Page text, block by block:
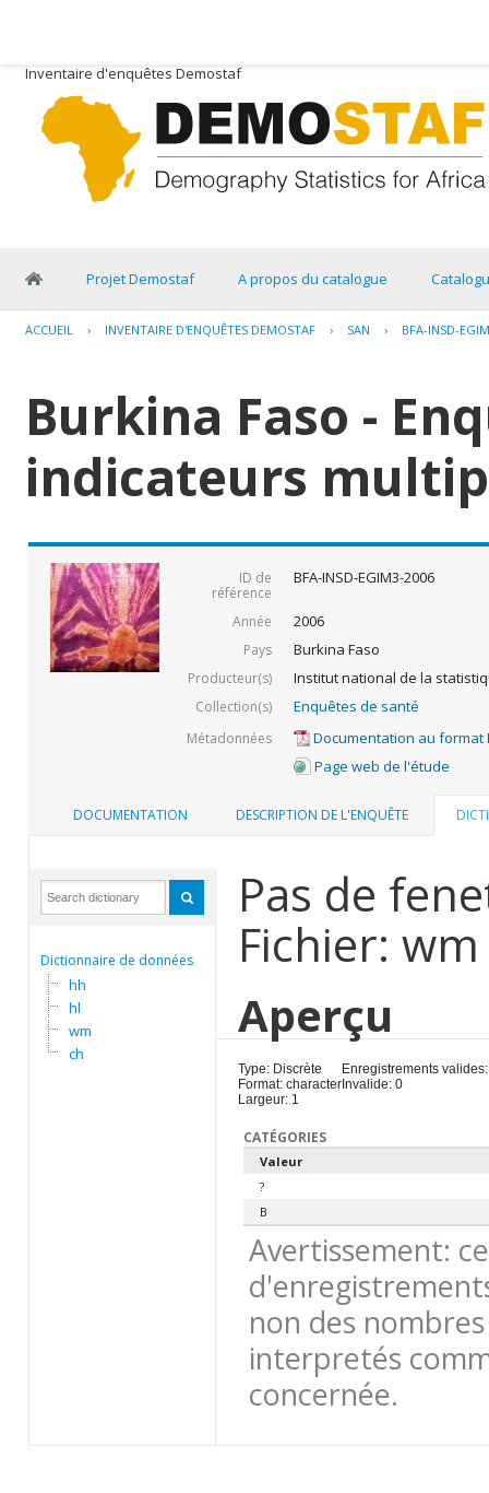
Inventaire d'enquêtes Demostaf
Projet Demostaf A propos du catalogue
ACCUEIL › INVENTAIRE D'ENQUÊTES DEMOSTAF › SAN › BFA-INSD-
Burkina Faso -
indicateurs
ID de
référence
BFA-INSD-EGIM3-2006
Année 2006
Pays Burkina Faso
Producteur(s) Institut national de la
Collection(s) Enquêtes de santé
Métadonnées
Documentation au format
Page web de l'étude
DOCUMENTATION DESCRIPTION DE L'ENQUÊTE
Dictionnaire de données
hh
hl
wm
ch
Pas de
Fichier: wm
Aperçu
Type: Discrète
Format: character
Largeur: 1
Enregistrements
Invalide: 0
CATÉGORIES
Valeur
?
B
Avertissement:
non des
interpretés
concernée.